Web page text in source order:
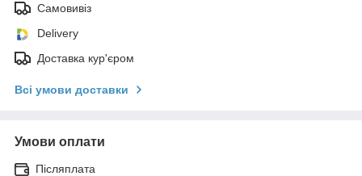
Самовивіз
Delivery
Доставка кур'єром
Всі умови доставки
Умови оплати
Післяплата